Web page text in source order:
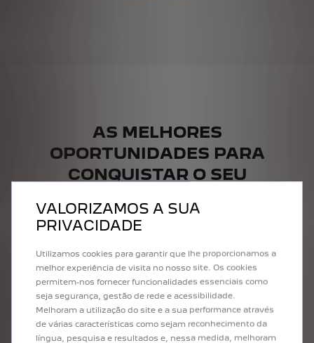
AS MELHORES
OPORTUNIDADES PARA
CONQUISTAR O SEU
VALORIZAMOS A SUA
PRIVACIDADE
Utilizamos cookies para garantir que lhe proporcionamos a
melhor experiência de visita no nosso site. Os cookies
permitem-nos fornecer funcionalidades essenciais como
seja segurança, gestão de rede e acessibilidade.
Melhoram a utilização do site e a sua performance através
de várias características como sejam reconhecimento da
língua, pesquisa e resultados e, nessa medida, melhoram